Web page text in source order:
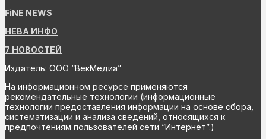
FiNE NEWS
НЕВА ИНФО
7 НОВОСТЕЙ
Издатель: ООО “ВекМедиа”
На информационном ресурсе применяются
рекомендательные технологии (информационные
технологии предоставления информации на основе сбора,
систематизации и анализа сведений, относящихся к
предпочтениям пользователей сети “Интернет”.)